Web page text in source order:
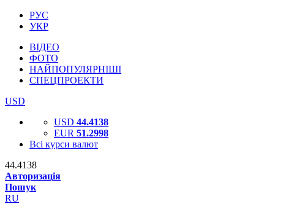
РУС
УКР
ВІДЕО
ФОТО
НАЙПОПУЛЯРНІШІ
СПЕЦПРОЕКТИ
USD
USD 44.4138
EUR 51.2998
Всі курси валют
44.4138
Авторизація
Пошук
RU